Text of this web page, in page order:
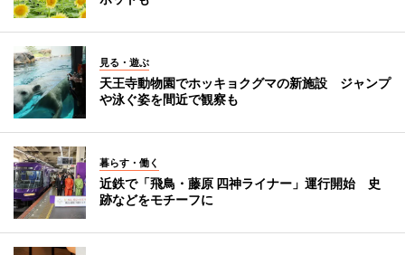
見る・遊ぶ
天王寺動物園でホッキョクグマの新施設 ジャンプ
や泳ぐ姿を間近で観察も
暮らす・働く
近鉄で「飛鳥・藤原 四神ライナー」運行開始 史
跡などをモチーフに